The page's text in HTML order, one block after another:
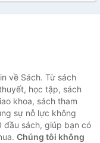
về Sách. Từ sách
học tập, sách
khoa, sách tham
sự nỗ lực không
đầu sách, giúp bạn có
Chúng tôi không